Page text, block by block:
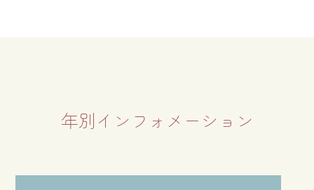
年別インフォメーション